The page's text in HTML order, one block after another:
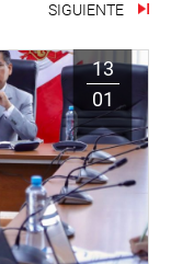
SIGUIENTE
13
01